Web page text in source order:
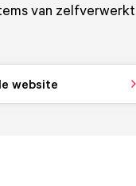
van
website